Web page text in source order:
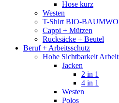
Hose kurz
Westen
T-Shirt BIO-
Cappi + Mützen
Rucksäcke + Beutel
Beruf + Arbeitsschutz
Hohe Sichtbarkeit
Jacken
2 in 1
4 in 1
Westen
Polos